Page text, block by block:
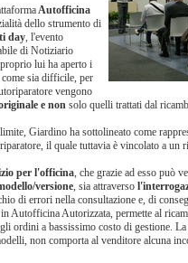
Autofficina
dello strumento di
day, l'evento
di Notiziario
lui ha aperto i
come sia difficile, per
vengono
e non solo quelli trattati dal
Giardino ha sottolineato come
il quale tuttavia è vincolato a un
per l'officina, che grazie ad esso può
versione, sia attraverso
di errori nella consultazione e, di
Autofficina Autorizzata, permette al
ordini a bassissimo costo di gestione.
non comporta al venditore alcuna